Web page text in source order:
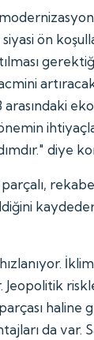
ön
diye
Jeopolitik
haline
da var.